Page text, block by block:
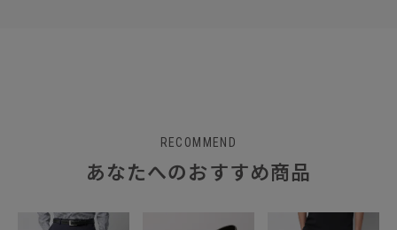
RECOMMEND
あなたへのおすすめ商品